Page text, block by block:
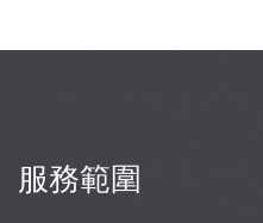
服務範圍